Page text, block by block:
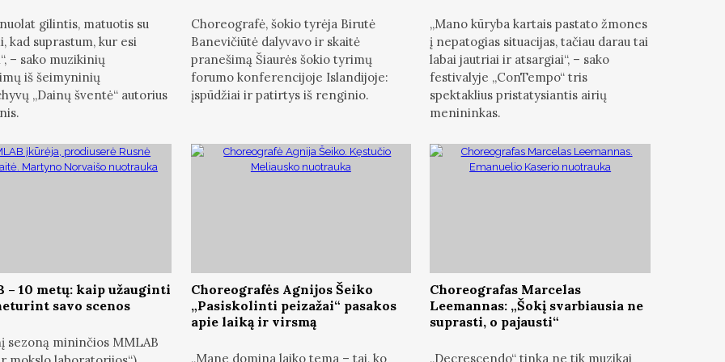
gilintis, matuotis su
kad suprastum, kur esi
– sako muzikinių
iš šeimyninių
„Dainų šventė“ autorius
Choreografė, šokio tyrėja Birutė
Banevičiūtė dalyvavo ir skaitė
pranešimą Šiaurės šokio tyrimų
forumo konferencijoje Islandijoje:
įspūdžiai ir patirtys iš renginio.
„Mano kūryba kartais pastato žmones
į nepatogias situacijas, tačiau darau tai
labai jautriai ir atsargiai“, – sako
festivalyje „ConTempo“ tris
spektaklius pristatysiantis airių
menininkas.
– 10 metų: kaip užauginti
savo scenos
sezoną mininčios MMLAB
Choreografės Agnijos Šeiko
„Pasiskolinti peizažai“ pasakos
apie laiką ir virsmą
„Mane domina laiko tema – tai, ko
Choreografas Marcelas
Leemannas: „Šokį svarbiausia ne
suprasti, o pajausti“
„Decrescendo“ tinka ne tik muzikai